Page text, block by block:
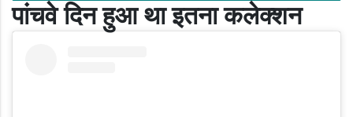
पांचवे दिन हुआ था इतना कलेक्शन